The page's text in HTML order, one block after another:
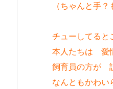
（ちゃんと手？
チューしてる
本人たちは 愛
飼育員の方が
なんともかわい